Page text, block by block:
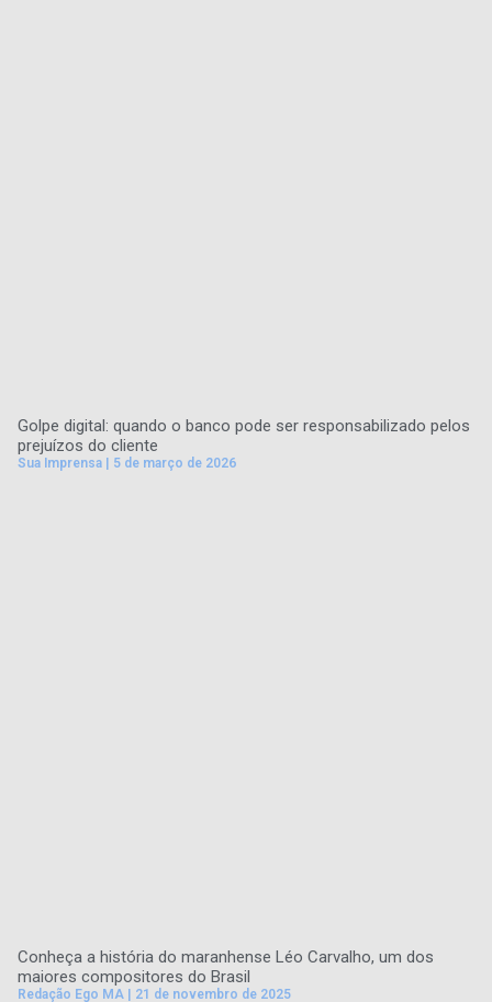
Golpe digital: quando o banco pode ser responsabilizado pelos
prejuízos do cliente
Sua Imprensa 5 de março de 2026
Conheça a história do maranhense Léo Carvalho, um dos
maiores compositores do Brasil
Redação Ego MA 21 de novembro de 2025